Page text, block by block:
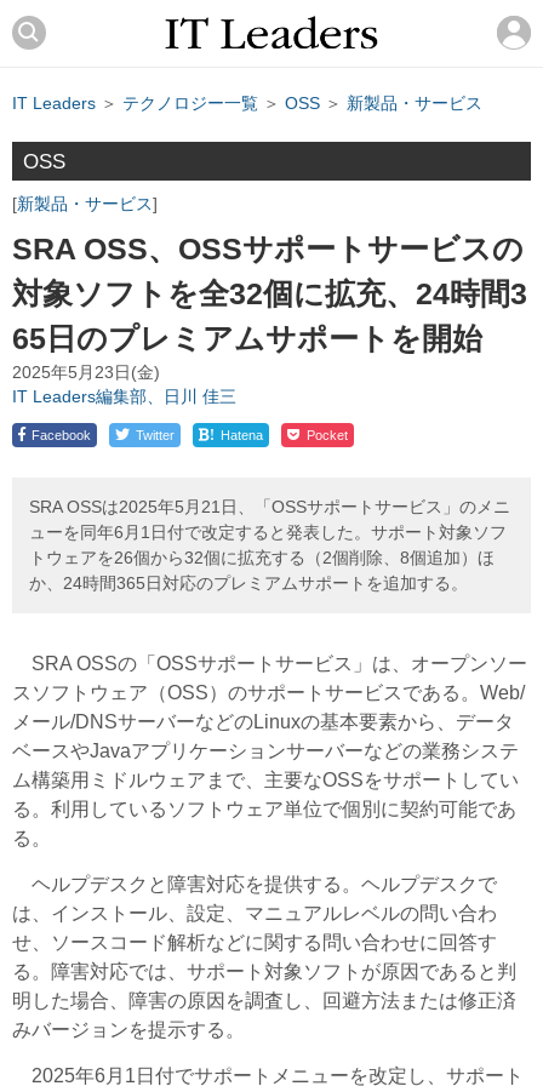
IT Leaders ＞ テクノロジー一覧 ＞ OSS ＞ 新製品・サービス
OSS
新製品・サービス
SRA OSS、OSSサポートサービスの
対象ソフトを全32個に拡充、24時間3
65日のプレミアムサポートを開始
2025年5月23日(金)
IT Leaders編集部、日川 佳三
Facebook Twitter ! Hatena Pocket
SRA OSSは2025年5月21日、「OSSサポートサービス」のメニ
ューを同年6月1日付で改定すると発表した。サポート対象ソフ
トウェアを26個から32個に拡充する（2個削除、8個追加）ほ
か、24時間365日対応のプレミアムサポートを追加する。
SRA OSSの「OSSサポートサービス」は、オープンソー
スソフトウェア（OSS）のサポートサービスである。Web/
メール/DNSサーバーなどのLinuxの基本要素から、データ
ベースやJavaアプリケーションサーバーなどの業務システ
ム構築用ミドルウェアまで、主要なOSSをサポートしてい
る。利用しているソフトウェア単位で個別に契約可能であ
る。
ヘルプデスクと障害対応を提供する。ヘルプデスクで
は、インストール、設定、マニュアルレベルの問い合わ
せ、ソースコード解析などに関する問い合わせに回答す
る。障害対応では、サポート対象ソフトが原因であると判
明した場合、障害の原因を調査し、回避方法または修正済
みバージョンを提示する。
2025年6月1日付でサポートメニューを改定し、サポート